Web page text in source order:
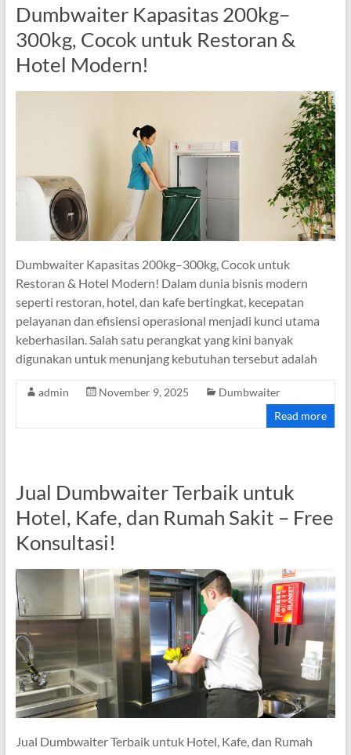
Dumbwaiter Kapasitas 200kg–
300kg, Cocok untuk Restoran &
Hotel Modern!
Dumbwaiter Kapasitas 200kg–300kg, Cocok untuk
Restoran & Hotel Modern! Dalam dunia bisnis modern
seperti restoran, hotel, dan kafe bertingkat, kecepatan
pelayanan dan efisiensi operasional menjadi kunci utama
keberhasilan. Salah satu perangkat yang kini banyak
digunakan untuk menunjang kebutuhan tersebut adalah
admin November 9, 2025
Dumbwaiter
Read more
Jual Dumbwaiter Terbaik untuk
Hotel, Kafe, dan Rumah Sakit – Free
Konsultasi!
Jual Dumbwaiter Terbaik untuk Hotel, Kafe, dan Rumah